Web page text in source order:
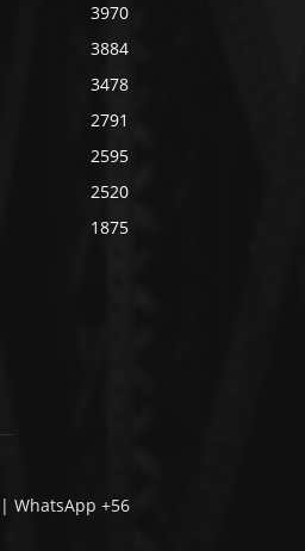
3970
3884
3478
2791
2595
2520
1875
WhatsApp +56